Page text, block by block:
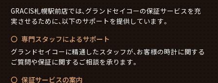
GRACIS札幌駅前店では、グランドセイコーの保証サービスを充
実させるために、以下のサポートを提供しています。
専門スタッフによるサポート
グランドセイコーに精通したスタッフが、お客様の時計に関する
ご質問や保証に関するご相談を承ります。
保証サービスの案内